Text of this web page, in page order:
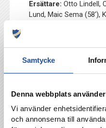
Samtycke
Denna webbplats
Vi använder
och annonserna till
Ersättare:Otto Lindell,
Lund, Maic Sema (58′),